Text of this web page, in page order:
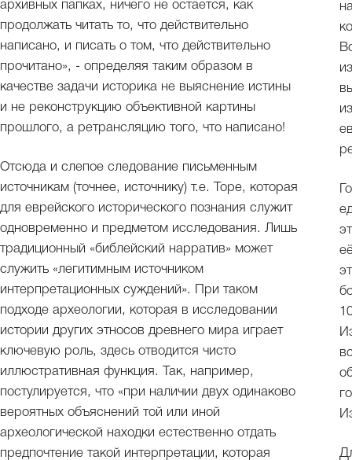
архивных папках, ничего не остается, как
продолжать читать то, что действительно
написано, и писать о том, что действительно
прочитано», - определяя таким образом в
качестве задачи историка не выяснение истины
и не реконструкцию объективной картины
прошлого, а ретрансляцию того, что написано!
Отсюда и слепое следование письменным
источникам (точнее, источнику) т.е. Торе, которая
для еврейского исторического познания служит
одновременно и предметом исследования. Лишь
традиционный «библейский нарратив» может
служить «легитимным источником
интерпретационных суждений». При таком
подходе археологии, которая в исследовании
истории других этносов древнего мира играет
ключевую роль, здесь отводится чисто
иллюстративная функция. Так, например,
постулируется, что «при наличии двух одинаково
вероятных объяснений той или иной
археологической находки естественно отдать
предпочтение такой интерпретации, которая